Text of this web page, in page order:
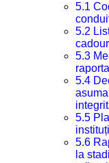
5.1
5.2
5.3
5.4
5.5
5.6
la